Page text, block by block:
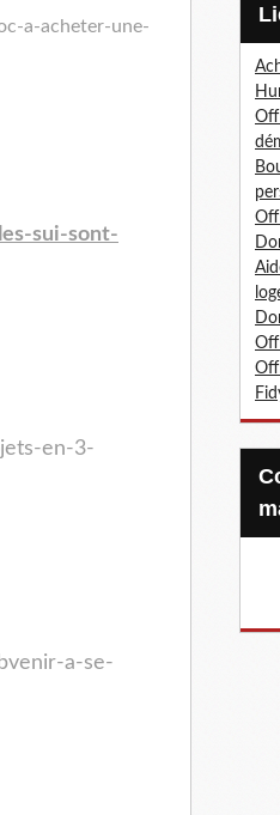
a-acheter-une-
sui-sont-
en-3-
a-se-
Confiez-nous votre Zakat-al-